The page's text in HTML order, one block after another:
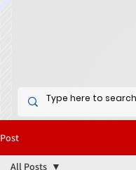
Post
All Posts